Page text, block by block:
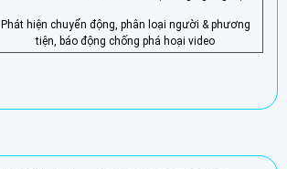
Phát hiện chuyển động, phân loại người & phương
tiện, báo động chống phá hoại video